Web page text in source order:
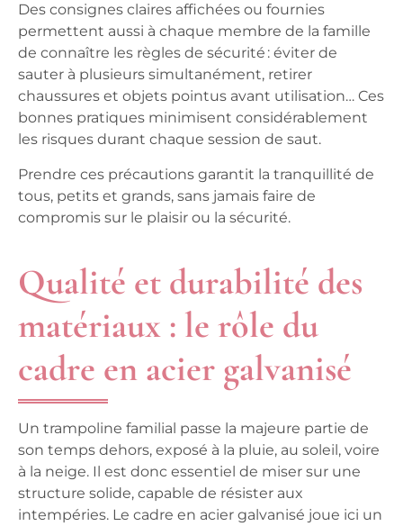
Des consignes claires affichées ou fournies
permettent aussi à chaque membre de la famille
de connaître les règles de sécurité : éviter de
sauter à plusieurs simultanément, retirer
chaussures et objets pointus avant utilisation… Ces
bonnes pratiques minimisent considérablement
les risques durant chaque session de saut.
Prendre ces précautions garantit la tranquillité de
tous, petits et grands, sans jamais faire de
compromis sur le plaisir ou la sécurité.
Qualité et durabilité des
matériaux : le rôle du
cadre en acier galvanisé
Un trampoline familial passe la majeure partie de
son temps dehors, exposé à la pluie, au soleil, voire
à la neige. Il est donc essentiel de miser sur une
structure solide, capable de résister aux
intempéries. Le cadre en acier galvanisé joue ici un